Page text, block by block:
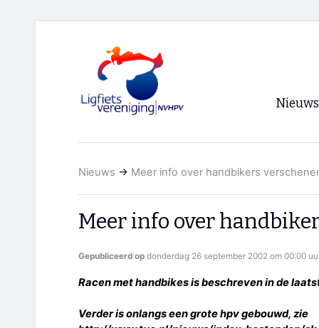
Nieuws
RSS
Nieuws → Meer info over handbikers
Meer info over
Gepubliceerd op donderdag 26 september 2002 om 00:00
Racen met handbikes is beschreven in de
Verder is onlangs een grote hpv gebouwd, zie